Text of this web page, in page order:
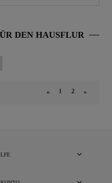
DEN HAUSFLUR
« 1 2 »